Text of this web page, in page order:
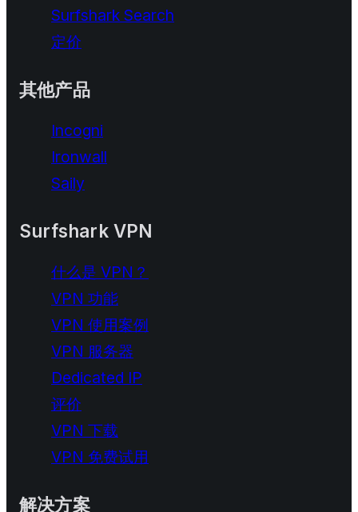
Surfshark Search
定价
其他产品
Incogni
Ironwall
Saily
Surfshark VPN
什么是 VPN？
VPN 功能
VPN 使用案例
VPN 服务器
Dedicated IP
评价
VPN 下载
VPN 免费试用
解决方案